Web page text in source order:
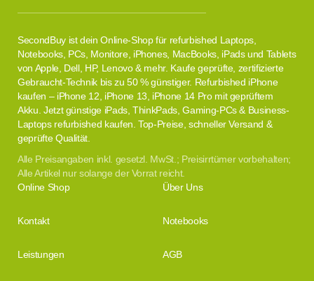
SecondBuy ist dein Online-Shop für refurbished Laptops,
Notebooks, PCs, Monitore, iPhones, MacBooks, iPads und Tablets
von Apple, Dell, HP, Lenovo & mehr. Kaufe geprüfte, zertifizierte
Gebraucht-Technik bis zu 50 % günstiger. Refurbished iPhone
kaufen – iPhone 12, iPhone 13, iPhone 14 Pro mit geprüftem
Akku. Jetzt günstige iPads, ThinkPads, Gaming-PCs & Business-
Laptops refurbished kaufen. Top-Preise, schneller Versand &
geprüfte Qualität.
Alle Preisangaben inkl. gesetzl. MwSt.; Preisirrtümer vorbehalten;
Alle Artikel nur solange der Vorrat reicht.
Online Shop Über Uns
Kontakt Notebooks
Leistungen AGB